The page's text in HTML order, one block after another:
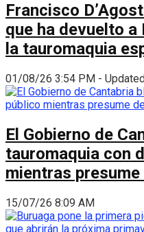
Francisco
que ha devuelto a
la tauromaquia
01/08/26 3:54 PM -
El Gobierno de
tauromaquia con
mientras presume
15/07/26 8:09 AM